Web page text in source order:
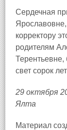
Сердечная
Ярославовне,
корректору
родителям
Терентьевне,
свет сорок
29 октября
Ялта
Материал